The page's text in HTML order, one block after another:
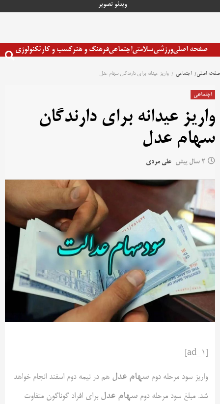
ویدئو تصویر
صفحه اصلیورزشیسلامتیاجتماعیفرهنگ و هنرکسب و کارتکنولوژی
صفحه اصلی اجتماعی واریز عیدانه برای دارندگان سهام عدل
اجتماعی
واریز عیدانه برای دارندگان
سهام عدل
2 سال پیش علی مردی
واریز سود مرحله دوم سهام عدل هم در نیمه دوم اسفند انجام خواهد
شد. مبلغ سود مرحله دوم سهام عدل برای افراد گوناگون متفاوت